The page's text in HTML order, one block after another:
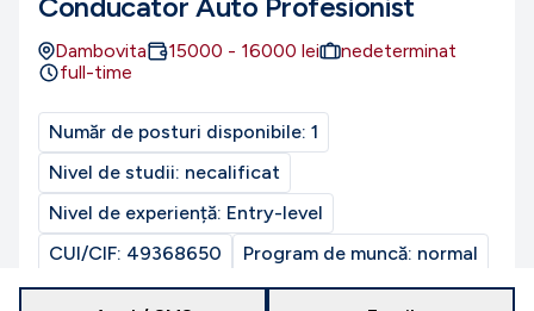
Dambovita 15000 - 16000 lei
nedeterminat
full-time
Număr de posturi disponibile: 1
Nivel de studii: necalificat
Nivel de experiență: Entry-level
CUI/CIF: 49368650 Program de muncă: normal